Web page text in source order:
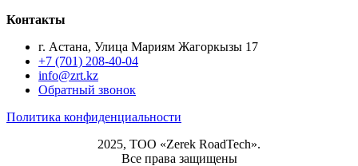
Контакты
г. Астана, Улица Мариям Жагоркызы 17
+7 (701) 208-40-04
info@zrt.kz
Обратный звонок
Политика конфиденциальности
2025, ТОО «Zerek RoadTech».
Все права защищены